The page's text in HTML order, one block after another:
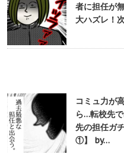
者に担任が
大ハズレ！
コミュ力が
ら…転校先
先の担任ガ
①】 by…